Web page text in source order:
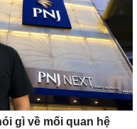
gì về mối quan hệ